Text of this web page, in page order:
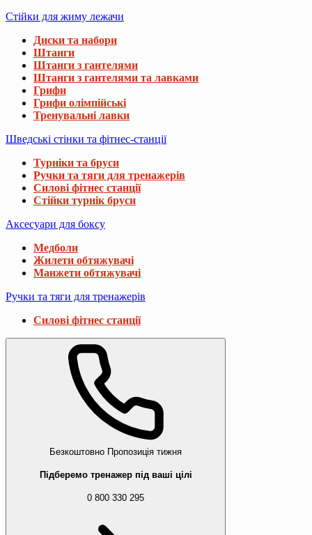
Стійки для жиму лежачи
Диски та набори
Штанги
Штанги з гантелями
Штанги з гантелями та лавками
Грифи
Грифи олімпійські
Тренувальні лавки
Шведські стінки та фітнес-станції
Турніки та бруси
Ручки та тяги для тренажерів
Силові фітнес станції
Стійки турнік бруси
Аксесуари для боксу
Медболи
Жилети обтяжувачі
Манжети обтяжувачі
Ручки та тяги для тренажерів
Силові фітнес станції
Безкоштовно Пропозиція тижня
Підберемо тренажер під ваші цілі
0 800 330 295